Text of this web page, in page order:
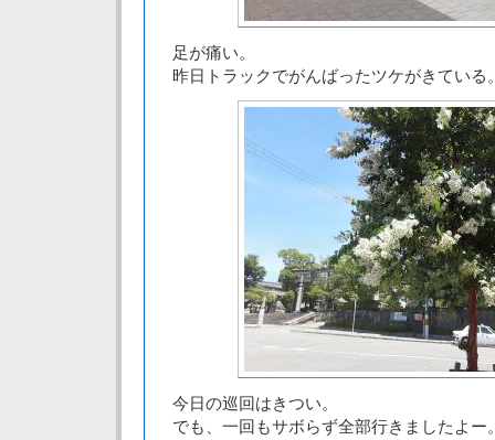
足が痛い。
昨日トラックでがんばったツケがきている
今日の巡回はきつい。
でも、一回もサボらず全部行きましたよー